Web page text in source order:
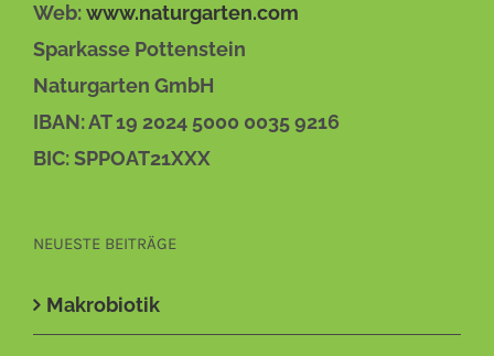
Web:www.naturgarten.com
Sparkasse Pottenstein
Naturgarten GmbH
IBAN: AT 19 2024 5000 0035 9216
BIC: SPPOAT21XXX
NEUESTE BEITRÄGE
Makrobiotik